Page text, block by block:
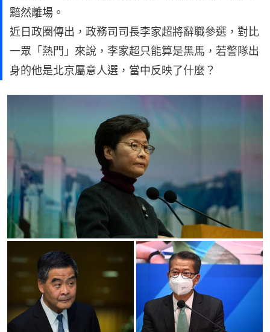
黯然離場。
近日政圈傳出，政務司司長李家超將辭職參選，對比
一眾「熱門」來說，李家超只能算是黑馬，若警隊出
身的他是北京屬意人選，當中反映了什麼？